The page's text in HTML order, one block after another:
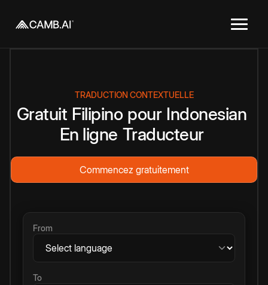
TRADUCTION CONTEXTUELLE
Gratuit Filipino pour Indonesian
En ligne Traducteur
Commencez gratuitement
From
To